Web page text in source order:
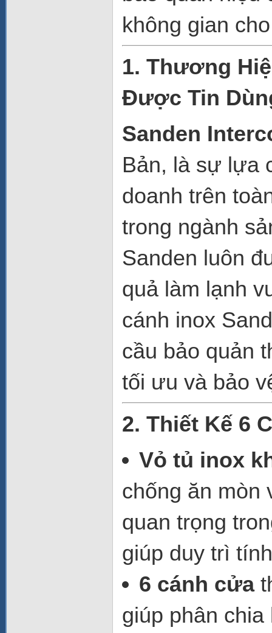
không gian
1. Thương
Được Tin
Sanden
Bản, là sự lựa
doanh trên
trong ngành
Sanden luôn
quả làm lạnh
cánh inox
cầu bảo quản
tối ưu và bảo
2. Thiết Kế 6
Vỏ tủ inox
chống ăn mòn
quan trọng
giúp duy trì
6 cánh cửa
giúp phân